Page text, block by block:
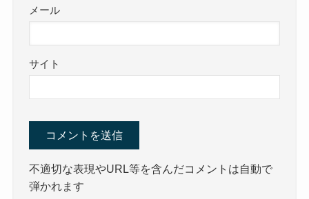
メール
サイト
不適切な表現やURL等を含んだコメントは自動で
弾かれます